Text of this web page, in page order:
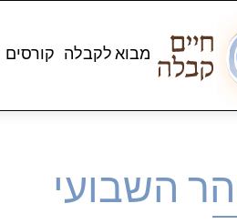
מבוא לקבלה קורסים
השבועי